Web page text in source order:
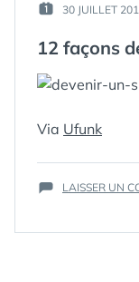
PUBLIÉ
30 JUILLET
12 façons
Via Ufunk
SUPERHÉROS
LAISSER UN